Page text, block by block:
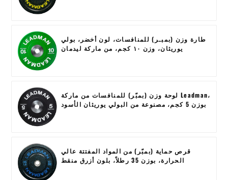
طارة وزن (بمبـر) للمنافسات، لون أخضر، بولي
يوريثان، وزن ١٠ كجم، من ماركة ليدمان
لوحة وزن (بمبّر) للمنافسات من ماركة Leadman،
بوزن 5 كجم، مصنوعة من البولي يوريثان الأسود
قرص حماية (بمبّر) من المواد المفتتة عالي
الحرارة، بوزن 35 رطلاً، بلون أزرق منقط